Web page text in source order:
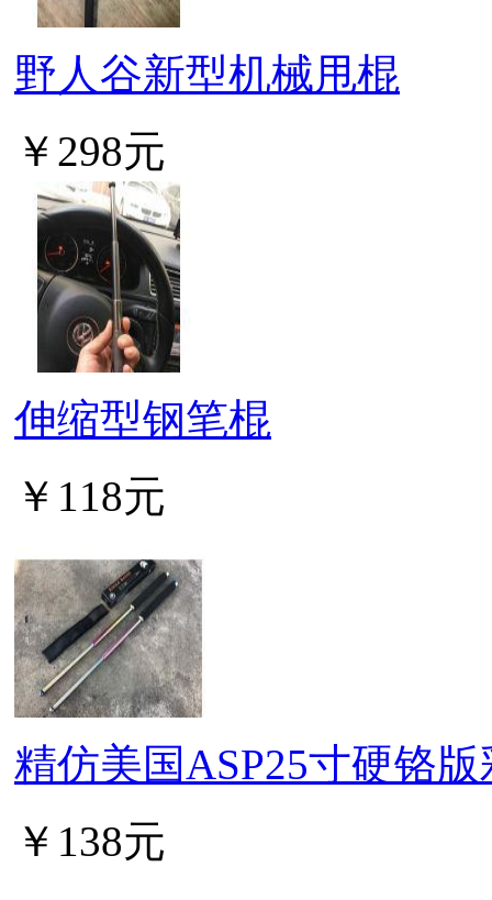
野人谷新型机械甩棍
￥298元
伸缩型钢笔棍
￥118元
精仿美国ASP25寸硬铬
￥138元